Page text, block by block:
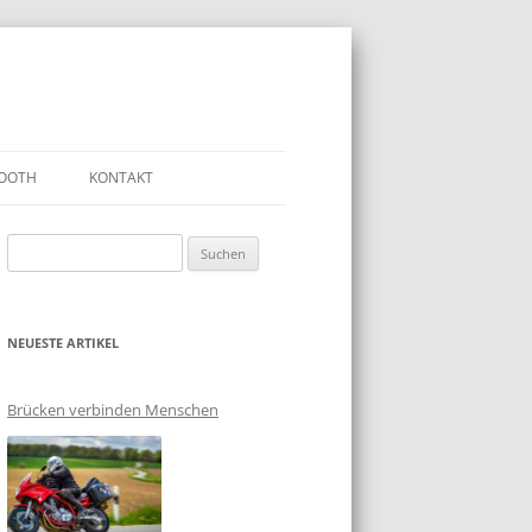
KONTAKT
nach:
NEUESTE ARTIKEL
Brücken verbinden Menschen